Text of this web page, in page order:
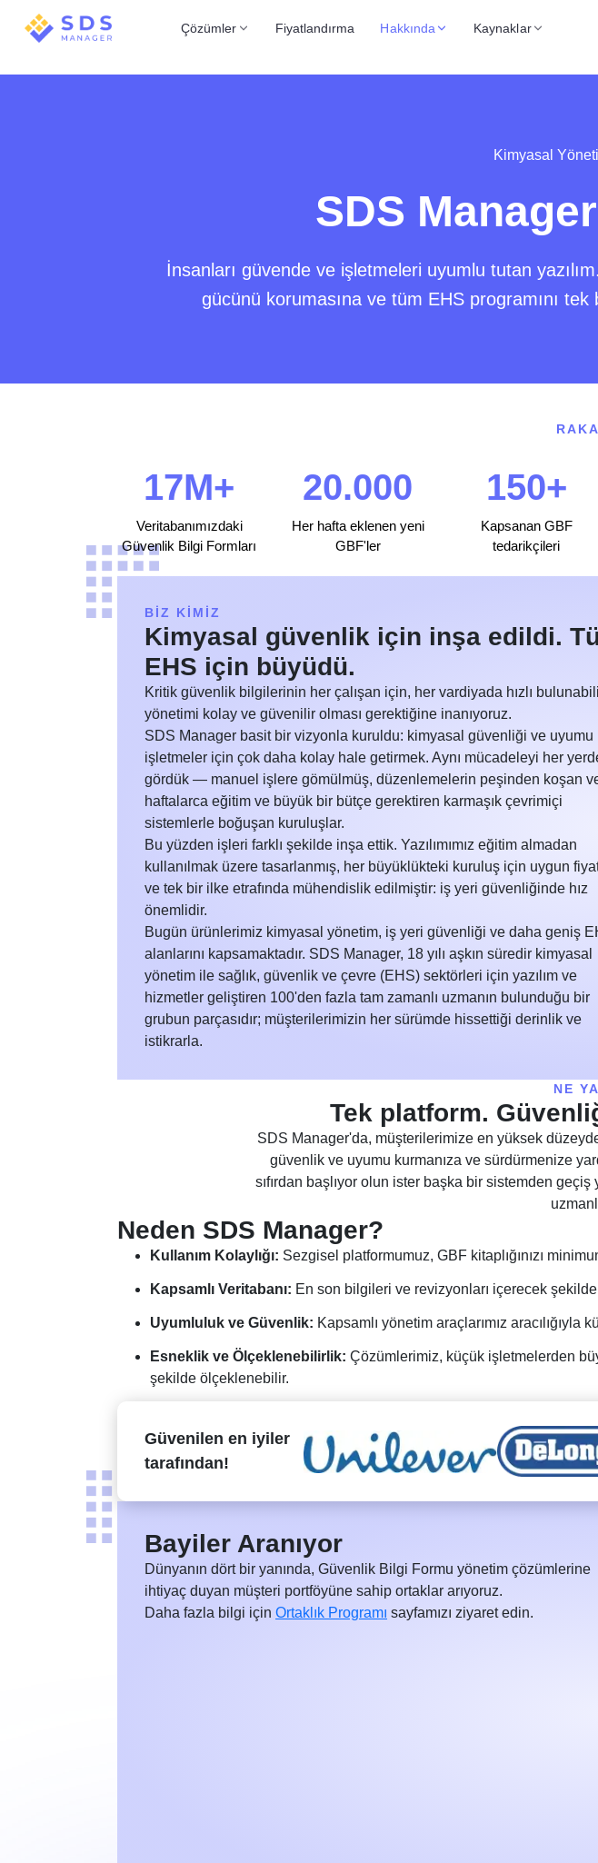
Çözümler Fiyatlandırma Hakkında Kaynaklar
Kimyasal
SDS
İnsanları güvende ve işletmeleri uyumlu tutan
gücünü korumasına ve tüm EHS programını
17M+
Veritabanımızdaki
Güvenlik Bilgi Formları
20.000
Her hafta eklenen yeni
GBF'ler
150+
Kapsanan GBF
tedarikçileri
BİZ KİMİZ
Kimyasal güvenlik için inşa edildi.
EHS için büyüdü.
Kritik güvenlik bilgilerinin her çalışan için, her vardiyada hızlı
yönetimi kolay ve güvenilir olması gerektiğine inanıyoruz.
SDS Manager basit bir vizyonla kuruldu: kimyasal güvenliği ve uyumu
işletmeler için çok daha kolay hale getirmek. Aynı mücadeleyi her
gördük — manuel işlere gömülmüş, düzenlemelerin peşinden koşan
haftalarca eğitim ve büyük bir bütçe gerektiren karmaşık çevrimiçi
sistemlerle boğuşan kuruluşlar.
Bu yüzden işleri farklı şekilde inşa ettik. Yazılımımız eğitim almadan
kullanılmak üzere tasarlanmış, her büyüklükteki kuruluş için uygun
ve tek bir ilke etrafında mühendislik edilmiştir: iş yeri güvenliğinde hız
önemlidir.
Bugün ürünlerimiz kimyasal yönetim, iş yeri güvenliği ve daha geniş
alanlarını kapsamaktadır. SDS Manager, 18 yılı aşkın süredir kimyasal
yönetim ile sağlık, güvenlik ve çevre (EHS) sektörleri için yazılım ve
hizmetler geliştiren 100'den fazla tam zamanlı uzmanın bulunduğu bir
grubun parçasıdır; müşterilerimizin her sürümde hissettiği derinlik ve
istikrarla.
NE
Tek platform.
SDS Manager'da, müşterilerimize en yüksek
güvenlik ve uyumu kurmanıza ve sürdürmenize
sıfırdan başlıyor olun ister başka bir sistemden
Neden SDS Manager?
Kullanım Kolaylığı: Sezgisel platformumuz, GBF kitaplığınızı
Kapsamlı Veritabanı: En son bilgileri ve revizyonları içerecek
Uyumluluk ve Güvenlik: Kapsamlı yönetim araçlarımız
Esneklik ve Ölçeklenebilirlik: Çözümlerimiz, küçük işletmelerden
şekilde ölçeklenebilir.
Güvenilen en iyiler
tarafından!
Bayiler Aranıyor
Dünyanın dört bir yanında, Güvenlik Bilgi Formu yönetim çözümlerine
ihtiyaç duyan müşteri portföyüne sahip ortaklar arıyoruz.
Daha fazla bilgi için Ortaklık Programı sayfamızı ziyaret edin.